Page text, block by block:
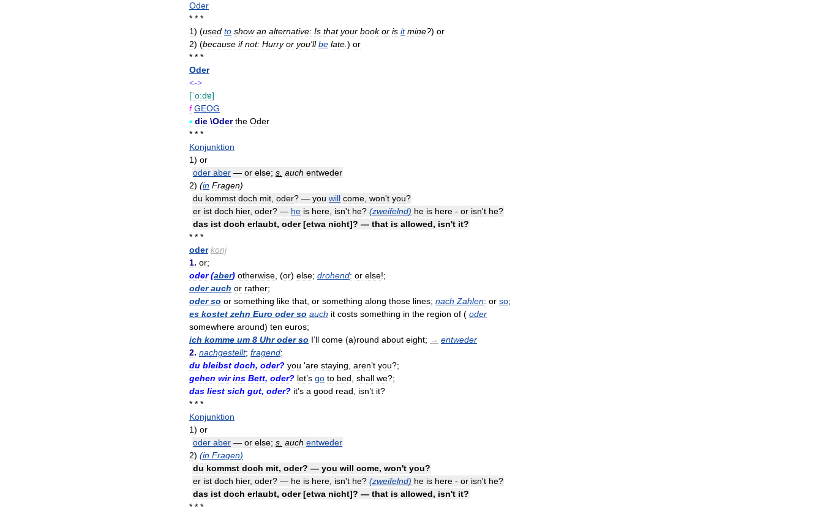
Oder
* * *
1) (used to show an alternative: Is that your book or is it mine?) or
2) (because if not: Hurry or you'll be late ) or
* * *
Oder
<->
[ˈo:dɐ]
f GEOG
▪ die \Oder the Oder
* * *
Konjunktion
1) or
oder aber — or else; s auch entweder
2) (in Fragen)
du kommst doch mit oder? — you will come won't you?
er ist doch hier, oder? — he is here isn't he? (zweifelnd) he is here - or isn't he?
das ist doch erlaubt, oder[etwa nicht]? — that is allowed, isn't it?
* * *
oder konj
1. or;
oder(aber) otherwise , (or) else; drohend: or else!;
oder auch or rather;
oder so or something like that or something along those lines; nach Zahlen: or so;
es kostet zehn Euro oder so auch it costs something in the region of ( oder
somewhere around) ten euros;
ich komme um 8 Uhr oder so I’ll come (a)round about eight; → entweder
2. nachgestellt; fragend:
du bleibst doch, oder? you 'are staying aren’t you?;
gehen wir ins Bett, oder? let’s go to bed shall we?;
das liest sich gut, oder? it’s a good read isn’t it?
* * *
Konjunktion
1) or
oder aber — or else; s auch entweder
2) (in Fragen)
du kommst doch mit, oder? — you will come, won't you?
er ist doch hier, oder? — he is here isn't he? (zweifelnd) he is here - or isn't he?
das ist doch erlaubt, oder[etwa nicht]? — that is allowed, isn't it?
* * *